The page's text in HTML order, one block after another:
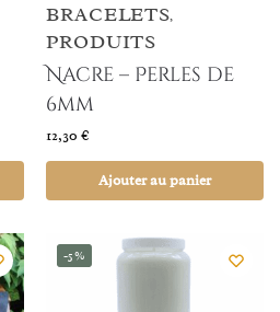
BRACELETS,
PRODUITS
Nacre – Perles de
6mm
12,30 €
Ajouter au panier
-5%